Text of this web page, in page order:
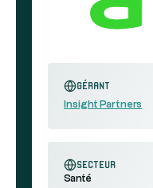
Gérant
Insight Partners
secteur
Santé